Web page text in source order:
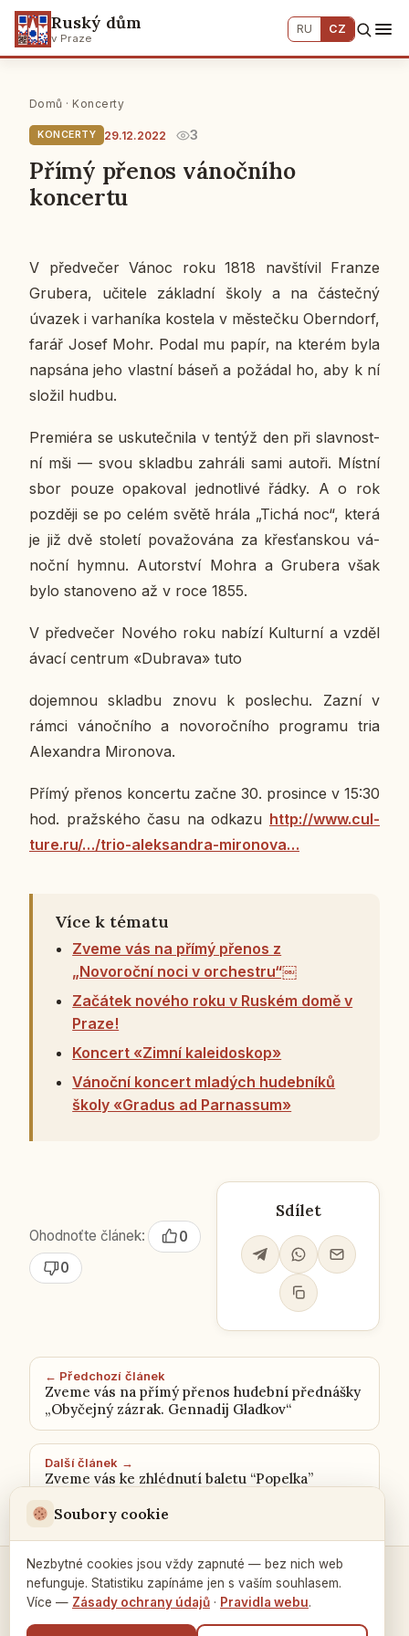
Ruský dům
v Praze
RU CZ
Domů · Koncerty
KONCERTY 29.12.2022 3
Přímý přenos vánočního
koncertu
V před­ve­čer Vánoc roku 1818 na­vští­vil Franze
Gru­be­ra, uči­te­le zá­klad­ní školy a na čás­teč­ný
úvazek i var­ha­ní­ka kos­te­la v měs­teč­ku Obern­dorf,
farář Josef Mohr. Podal mu papír, na kterém byla
na­psá­na jeho vlast­ní báseň a po­žá­dal ho, aby k ní
složil hudbu.
Pre­mi­é­ra se usku­teč­ni­la v tentýž den při slav­nost­
ní mši — svou sklad­bu za­hrá­li sami autoři. Místní
sbor pouze opa­ko­val jed­not­li­vé řádky. A o rok
poz­dě­ji se po celém světě hrála „Tichá noc“, která
je již dvě sto­le­tí po­va­žo­vá­na za křes­ťan­skou vá­
noč­ní hymnu. Au­tor­ství Mohra a Gru­be­ra však
bylo sta­no­ve­no až v roce 1855.
V před­ve­čer Nového roku nabízí Kul­tur­ní a vzdě­l
á­va­cí cen­t­rum «Dubra­va» tuto
do­jem­nou sklad­bu znovu k po­sle­chu. Zazní v
rámci vá­noč­ní­ho a no­vo­roč­ní­ho pro­gra­mu tria
Ale­xan­dra Mi­ro­no­va.
Přímý přenos kon­cer­tu začne 30. pro­sin­ce v 15:30
hod. praž­ské­ho času na odkazu http://www.cul­
tu­re.ru/…/trio-aleksan­d­ra-mi­ro­no­va…
Více k tématu
Zveme vás na přímý přenos z
„Novoroční noci v orchestru“￼
Začátek nového roku v Ruském domě v
Praze!
Koncert «Zimní kaleidoskop»
Vánoční koncert mladých hudebníků
školy «Gradus ad Parnassum»
Ohodnoťte článek:
0
0
Sdílet
← Předchozí článek
Zveme vás na přímý přenos hudební přednášky
„Obyčejný zázrak. Gennadij Gladkov“
Další článek →
Zveme vás ke zhlédnutí baletu “Popelka”
Kontakty a spojení →
Soubory cookie
Nezbytné cookies jsou vždy zapnuté — bez nich web
nefunguje. Statistiku zapínáme jen s vaším souhlasem.
Více — Zásady ochrany údajů · Pravidla webu.